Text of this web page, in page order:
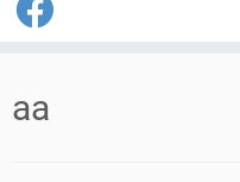
springen
aa